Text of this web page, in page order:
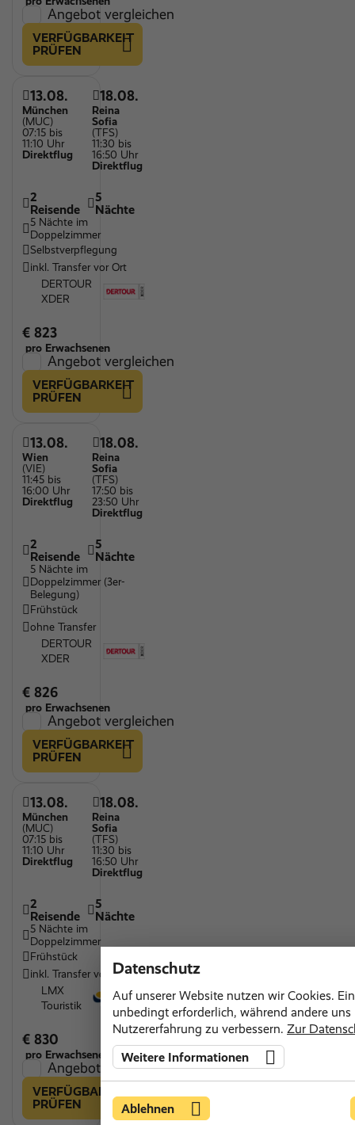
Angebot vergleichen
VERFÜGBARKEIT
PRÜFEN
13.08.
München
(MUC)
07:15 bis
11:10 Uhr
Direktflug
18.08.
Reina
Sofia
(TFS)
11:30 bis
16:50 Uhr
Direktflug
2
Reisende
5
Nächte
5 Nächte im
Doppelzimmer
Selbstverpflegung
inkl. Transfer vor Ort
DERTOUR
XDER
€ 823
pro Erwachsenen
Angebot vergleichen
VERFÜGBARKEIT
PRÜFEN
13.08.
Wien
(VIE)
11:45 bis
16:00 Uhr
Direktflug
18.08.
Reina
Sofia
(TFS)
17:50 bis
23:50 Uhr
Direktflug
2
Reisende
5
Nächte
5 Nächte im
Doppelzimmer (3er-
Belegung)
Frühstück
ohne Transfer
DERTOUR
XDER
€ 826
pro Erwachsenen
Angebot vergleichen
VERFÜGBARKEIT
PRÜFEN
13.08.
München
(MUC)
07:15 bis
11:10 Uhr
Direktflug
18.08.
Reina
Sofia
(TFS)
11:30 bis
16:50 Uhr
Direktflug
2
Reisende
5
Nächte
5 Nächte im
Doppelzimmer
Frühstück
inkl. Transfer vor Ort
LMX
Touristik
€ 830
pro Erwachsenen
Angebot vergleichen
VERFÜGBARKEIT
PRÜFEN
Datenschutz
Auf unserer Website nutzen wir Cookies.
unbedingt erforderlich, während andere uns
Nutzererfahrung zu verbessern. Zur
Weitere Informationen
Ablehnen